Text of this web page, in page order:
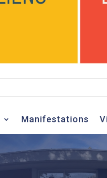
Manifestations